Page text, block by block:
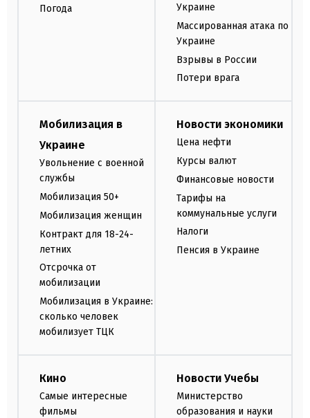
Погода
Украине
Массированная атака по
Украине
Взрывы в России
Потери врага
Мобилизация в
Украине
Увольнение с военной
службы
Мобилизация 50+
Мобилизация женщин
Контракт для 18-24-
летних
Отсрочка от
мобилизации
Мобилизация в Украине:
сколько человек
мобилизует ТЦК
Новости экономики
Цена нефти
Курсы валют
Финансовые новости
Тарифы на
коммунальные услуги
Налоги
Пенсия в Украине
Кино
Самые интересные
фильмы
Новости Учебы
Министерство
образования и науки